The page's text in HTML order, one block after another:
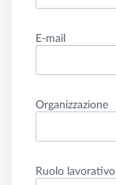
E-mail
Organizzazione
Ruolo lavorativo